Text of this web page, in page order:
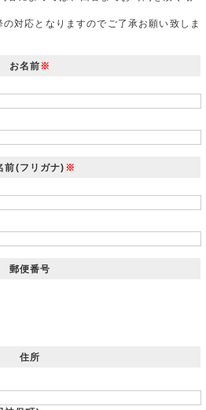
対応となりますのでご了承お願い致しま
お名前※
前(フリガナ) ※
郵便番号
住所